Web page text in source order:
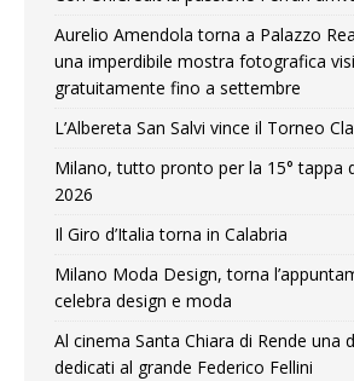
Aurelio Amendola torna a Palazzo
una imperdibile mostra fotografica
gratuitamente fino a settembre
L’Albereta San Salvi vince il Torneo
Milano, tutto pronto per la 15° tappa
2026
Il Giro d’Italia torna in Calabria
Milano Moda Design, torna
celebra design e moda
Al cinema Santa Chiara di Rende una
dedicati al grande Federico Fellini